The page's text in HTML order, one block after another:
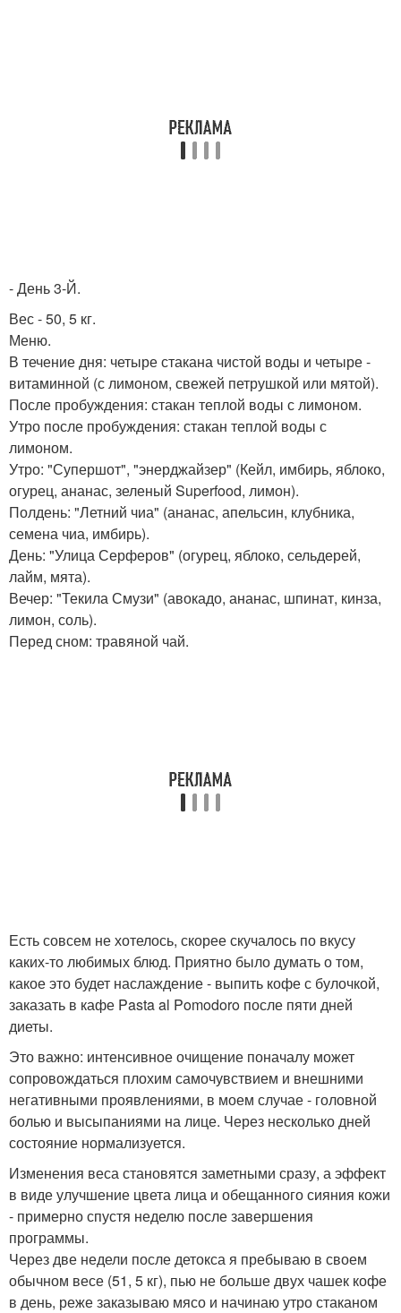
- День 3-Й.
Вес - 50, 5 кг.
Меню.
В течение дня: четыре стакана чистой воды и четыре -
витаминной (с лимоном, свежей петрушкой или мятой).
После пробуждения: стакан теплой воды с лимоном.
Утро после пробуждения: стакан теплой воды с
лимоном.
Утро: "Супершот", "энерджайзер" (Кейл, имбирь, яблоко,
огурец, ананас, зеленый Superfood, лимон).
Полдень: "Летний чиа" (ананас, апельсин, клубника,
семена чиа, имбирь).
День: "Улица Серферов" (огурец, яблоко, сельдерей,
лайм, мята).
Вечер: "Текила Смузи" (авокадо, ананас, шпинат, кинза,
лимон, соль).
Перед сном: травяной чай.
Есть совсем не хотелось, скорее скучалось по вкусу
каких-то любимых блюд. Приятно было думать о том,
какое это будет наслаждение - выпить кофе с булочкой,
заказать в кафе Pasta al Pomodoro после пяти дней
диеты.
Это важно: интенсивное очищение поначалу может
сопровождаться плохим самочувствием и внешними
негативными проявлениями, в моем случае - головной
болью и высыпаниями на лице. Через несколько дней
состояние нормализуется.
Изменения веса становятся заметными сразу, а эффект
в виде улучшение цвета лица и обещанного сияния кожи
- примерно спустя неделю после завершения
программы.
Через две недели после детокса я пребываю в своем
обычном весе (51, 5 кг), пью не больше двух чашек кофе
в день, реже заказываю мясо и начинаю утро стаканом